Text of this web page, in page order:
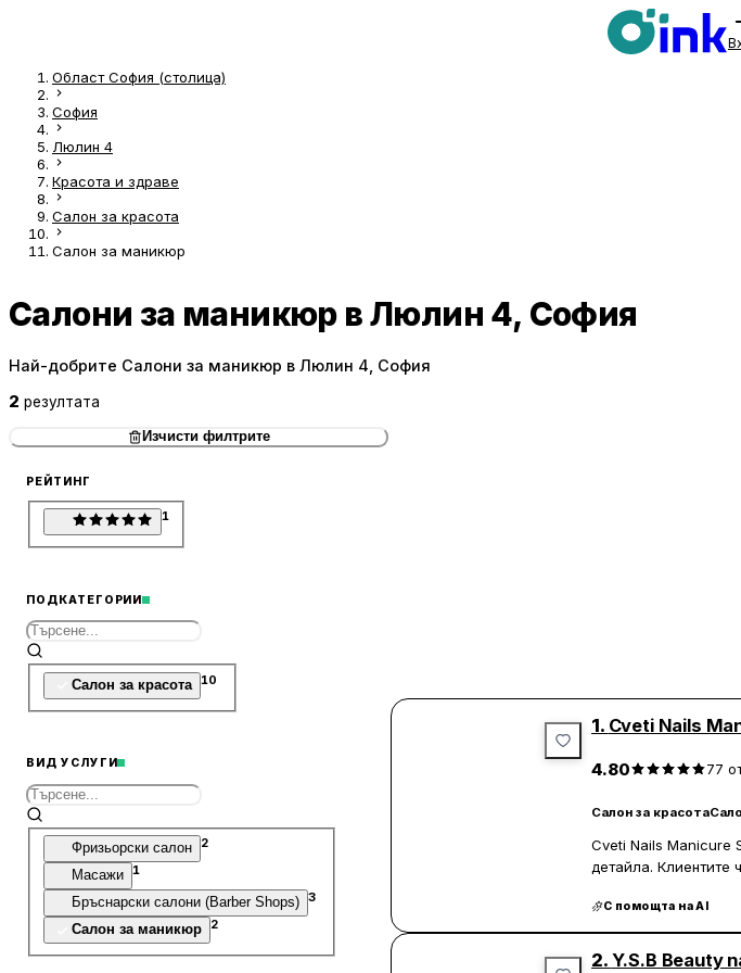
Област София (столица)
София
Люлин 4
Красота и здраве
Салон за красота
Салон за маникюр
Салони за маникюр в Люлин 4, София
Най-добрите Салони за маникюр в Люлин 4, София
2 резултата
Изчисти филтрите
РЕЙТИНГ
1
ПОДКАТЕГОРИИ
Салон за красота 10
ВИД УСЛУГИ
Фризьорски салон 2
Масажи 1
Бръснарски салони (Barber Shops) 3
Салон за маникюр 2
1. Cveti Nails
4.80 77
Салон за красота
Cveti Nails Manicure
детайла. Клиентите
осигури
високо качество, а
за хора с алергии
С помощта на AI
2. Y.S.B Beauty